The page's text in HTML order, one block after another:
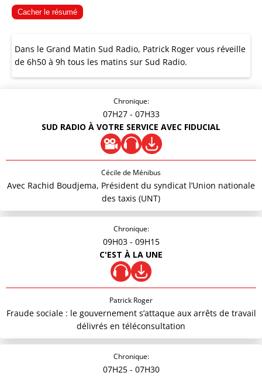
Cacher le résumé
Dans le Grand Matin Sud Radio, Patrick Roger vous réveille
de 6h50 à 9h tous les matins sur Sud Radio.
Chronique:
07H27 - 07H33
SUD RADIO À VOTRE SERVICE AVEC FIDUCIAL
Cécile de Ménibus
Avec Rachid Boudjema, Président du syndicat l’Union nationale
des taxis (UNT)
Chronique:
09H03 - 09H15
C'EST À LA UNE
Patrick Roger
Fraude sociale : le gouvernement s’attaque aux arrêts de travail
délivrés en téléconsultation
Chronique:
07H25 - 07H30